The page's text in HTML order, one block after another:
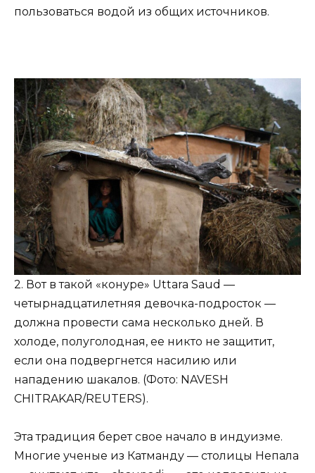
пользоваться водой из общих источников.
2. Вот в такой «конуре» Uttara Saud —
четырнадцатилетняя девочка-подросток —
должна провести сама несколько дней. В
холоде, полуголодная, ее никто не защитит,
если она подвергнется насилию или
нападению шакалов. (Фото: NAVESH
CHITRAKAR/REUTERS).
Эта традиция берет свое начало в индуизме.
Многие ученые из Катманду — столицы Непала